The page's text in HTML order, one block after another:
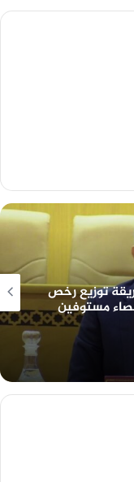
توزيع رخص
مستوفين